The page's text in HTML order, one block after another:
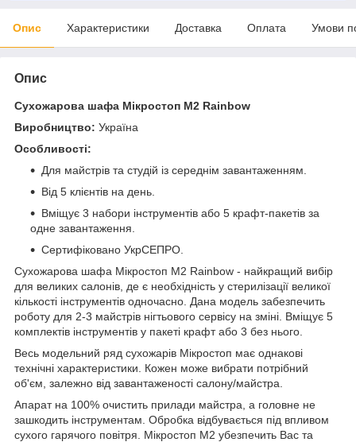
Опис Характеристики Доставка Оплата Умови
Опис
Сухожарова шафа Мікростоп М2 Rainbow
Виробництво: Україна
Особливості:
Для майстрів та студій із середнім завантаженням.
Від 5 клієнтів на день.
Вміщує 3 набори інструментів або 5 крафт-пакетів за
одне завантаження.
Сертифіковано УкрСЕПРО.
Сухожарова шафа Мікростоп М2 Rainbow - найкращий вибір
для великих салонів, де є необхідність у стерилізації великої
кількості інструментів одночасно. Дана модель забезпечить
роботу для 2-3 майстрів нігтьового сервісу на зміні. Вміщує 5
комплектів інструментів у пакеті крафт або 3 без нього.
Весь модельний ряд сухожарів Мікростоп має однакові
технічні характеристики. Кожен може вибрати потрібний
об'єм, залежно від завантаженості салону/майстра.
Апарат на 100% очистить прилади майстра, а головне не
зашкодить інструментам. Обробка відбувається під впливом
сухого гарячого повітря. Мікростоп М2 убезпечить Вас та